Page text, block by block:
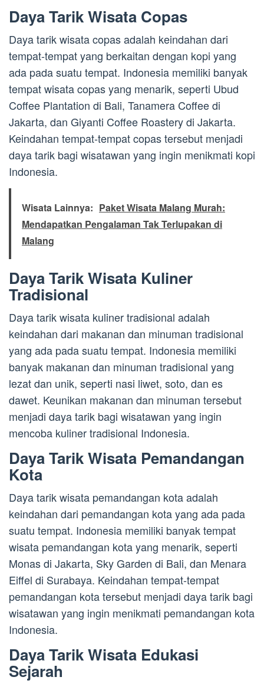
Daya Tarik Wisata Copas
Daya tarik wisata copas adalah keindahan dari
tempat-tempat yang berkaitan dengan kopi yang
ada pada suatu tempat. Indonesia memiliki banyak
tempat wisata copas yang menarik, seperti Ubud
Coffee Plantation di Bali, Tanamera Coffee di
Jakarta, dan Giyanti Coffee Roastery di Jakarta.
Keindahan tempat-tempat copas tersebut menjadi
daya tarik bagi wisatawan yang ingin menikmati kopi
Indonesia.
Wisata Lainnya: Paket Wisata Malang Murah:
Mendapatkan Pengalaman Tak Terlupakan di
Malang
Daya Tarik Wisata Kuliner
Tradisional
Daya tarik wisata kuliner tradisional adalah
keindahan dari makanan dan minuman tradisional
yang ada pada suatu tempat. Indonesia memiliki
banyak makanan dan minuman tradisional yang
lezat dan unik, seperti nasi liwet, soto, dan es
dawet. Keunikan makanan dan minuman tersebut
menjadi daya tarik bagi wisatawan yang ingin
mencoba kuliner tradisional Indonesia.
Daya Tarik Wisata Pemandangan
Kota
Daya tarik wisata pemandangan kota adalah
keindahan dari pemandangan kota yang ada pada
suatu tempat. Indonesia memiliki banyak tempat
wisata pemandangan kota yang menarik, seperti
Monas di Jakarta, Sky Garden di Bali, dan Menara
Eiffel di Surabaya. Keindahan tempat-tempat
pemandangan kota tersebut menjadi daya tarik bagi
wisatawan yang ingin menikmati pemandangan kota
Indonesia.
Daya Tarik Wisata Edukasi
Sejarah